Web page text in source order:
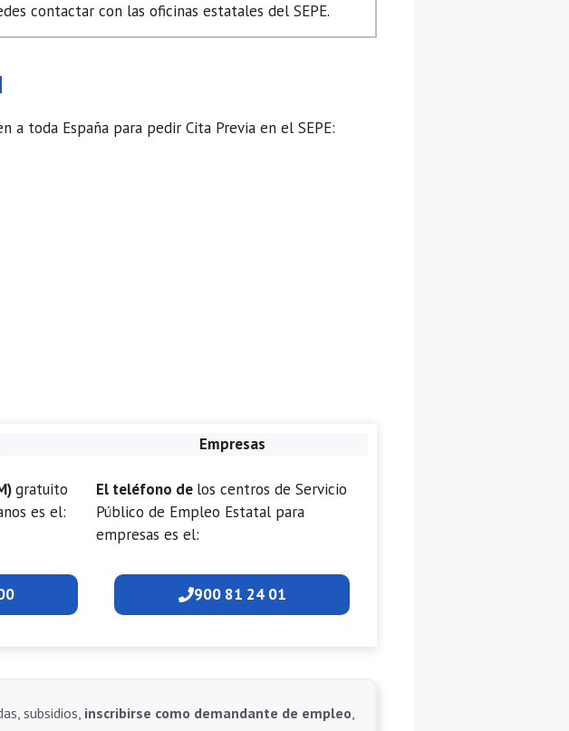
contactar con las oficinas estatales del SEPE.
a toda España para pedir Cita Previa en el SEPE:
gratuito
es el:
Empresas
El teléfono de los centros de Servicio
Público de Empleo Estatal para
empresas es el:
900 81 24 01
subsidios, inscribirse como demandante de empleo,